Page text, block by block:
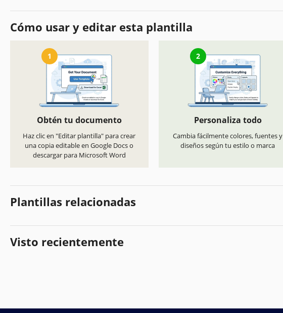
Cómo usar y editar esta plantilla
1
Obtén tu documento
Haz clic en "Editar plantilla" para crear
una copia editable en Google Docs o
descargar para Microsoft Word
2
Personaliza todo
Cambia fácilmente colores, fuentes y
diseños según tu estilo o marca
Plantillas relacionadas
Visto recientemente